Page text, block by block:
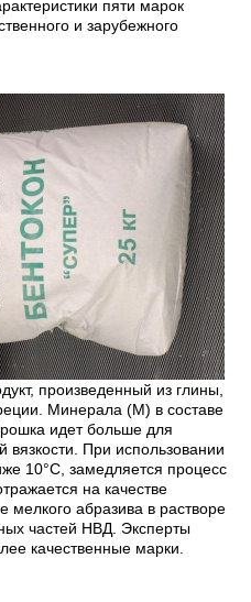
пяти марок
и зарубежного
произведенный из глины,
Минерала (М) в составе
идет больше для
При использовании
10°С, замедляется процесс
на качестве
мелкого абразива в растворе
частей НВД. Эксперты
качественные марки.